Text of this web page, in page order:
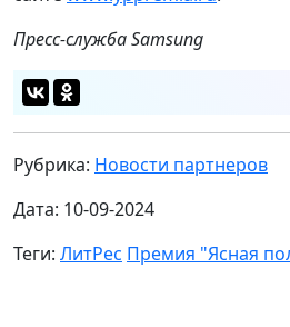
Пресс-служба Samsung
Рубрика: Новости партнеров
Дата: 10-09-2024
Теги: ЛитРес Премия "Ясная